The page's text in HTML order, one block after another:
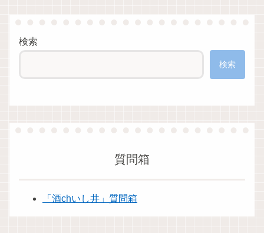
検索
検索
質問箱
「酒chいし井」質問箱